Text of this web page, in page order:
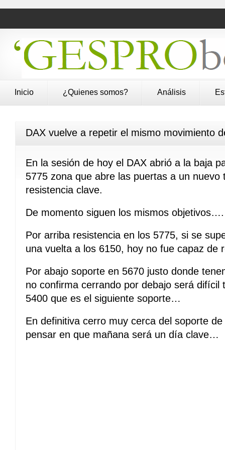
Inicio ¿Quienes somos? Análisis
DAX vuelve a repetir el mismo movimiento
En la sesión de hoy el DAX abrió a la baja
5775 zona que abre las puertas a un
resistencia clave.
De momento siguen los mismos objetivos….
Por arriba resistencia en los 5775, si se
una vuelta a los 6150, hoy no fue capaz
Por abajo soporte en 5670 justo donde
no confirma cerrando por debajo será difícil
5400 que es el siguiente soporte…
En definitiva cerro muy cerca del soporte
pensar en que mañana será un día clave…